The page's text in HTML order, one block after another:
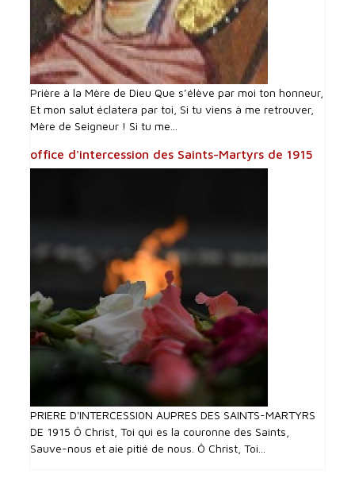
Prière à la Mère de Dieu Que s’élève par moi ton honneur,
Et mon salut éclatera par toi, Si tu viens à me retrouver,
Mère de Seigneur ! Si tu me...
office d'intercession des Saints-Martyrs de 1915
PRIERE D'INTERCESSI0N AUPRES DES SAINTS-MARTYRS
DE 1915 Ô Christ, Toi qui es la couronne des Saints,
Sauve-nous et aie pitié de nous. Ô Christ, Toi...